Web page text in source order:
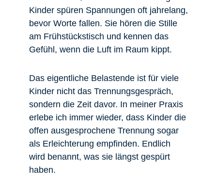
Kinder spüren Spannungen oft jahrelang,
bevor Worte fallen. Sie hören die Stille
am Frühstückstisch und kennen das
Gefühl, wenn die Luft im Raum kippt.
Das eigentliche Belastende ist für viele
Kinder nicht das Trennungsgespräch,
sondern die Zeit davor. In meiner Praxis
erlebe ich immer wieder, dass Kinder die
offen ausgesprochene Trennung sogar
als Erleichterung empfinden. Endlich
wird benannt, was sie längst gespürt
haben.